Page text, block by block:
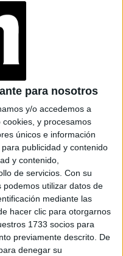
para nosotros
y/o accedemos a
y procesamos
únicos e información
publicidad y contenido
y contenido,
de servicios. Con su
podemos utilizar datos de
mediante las
hacer clic para otorgarnos
1733 socios para
previamente descrito. De
denegar su
suscriptores
organizados por